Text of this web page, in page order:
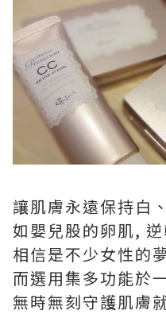
讓肌膚永遠保持白
如嬰兒股的卵肌,
相信是不少女性的
而選用集多功能於
無時無刻守護肌膚